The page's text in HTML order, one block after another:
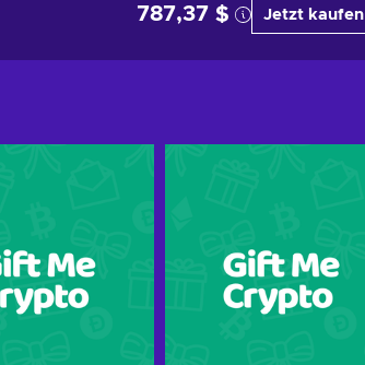
787,37 $ Jetzt kaufen